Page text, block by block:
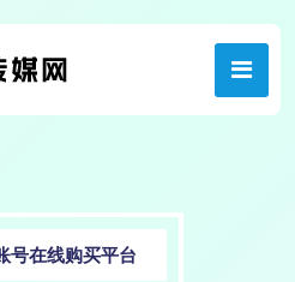
号在线购买平台